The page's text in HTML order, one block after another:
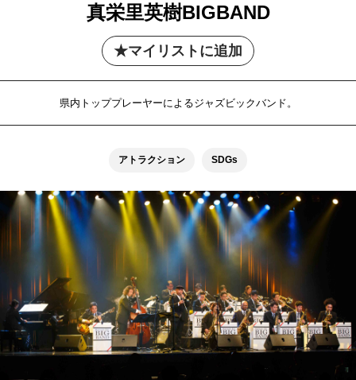
真栄里英樹BIGBAND
マイリストに追加
県内トッププレーヤーによるジャズビックバンド。
アトラクション SDGs